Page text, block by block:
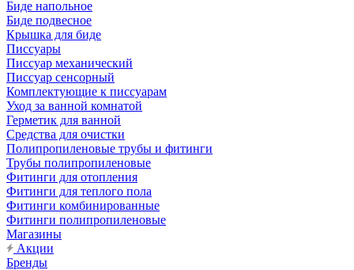
Биде напольное
Биде подвесное
Крышка для биде
Писсуары
Писсуар механический
Писсуар сенсорный
Комплектующие к писсуарам
Уход за ванной комнатой
Герметик для ванной
Средства для очистки
Полипропиленовые трубы и фитинги
Трубы полипропиленовые
Фитинги для отопления
Фитинги для теплого пола
Фитинги комбинированные
Фитинги полипропиленовые
Магазины
Акции
Бренды